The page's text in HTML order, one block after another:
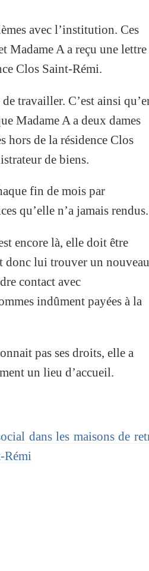
avec l’institution. Ces
Madame A a reçu une lettre
Clos Saint-Rémi.
travailler. C’est ainsi
Madame A a deux dames
hors de la résidence Clos
de biens.
fin de mois par
qu’elle n’a jamais rendus.
encore là, elle doit être
donc lui trouver un nouveau
contact avec
indûment payées à la
pas ses droits, elle a
un lieu d’accueil.
dans les maisons de
Rémi